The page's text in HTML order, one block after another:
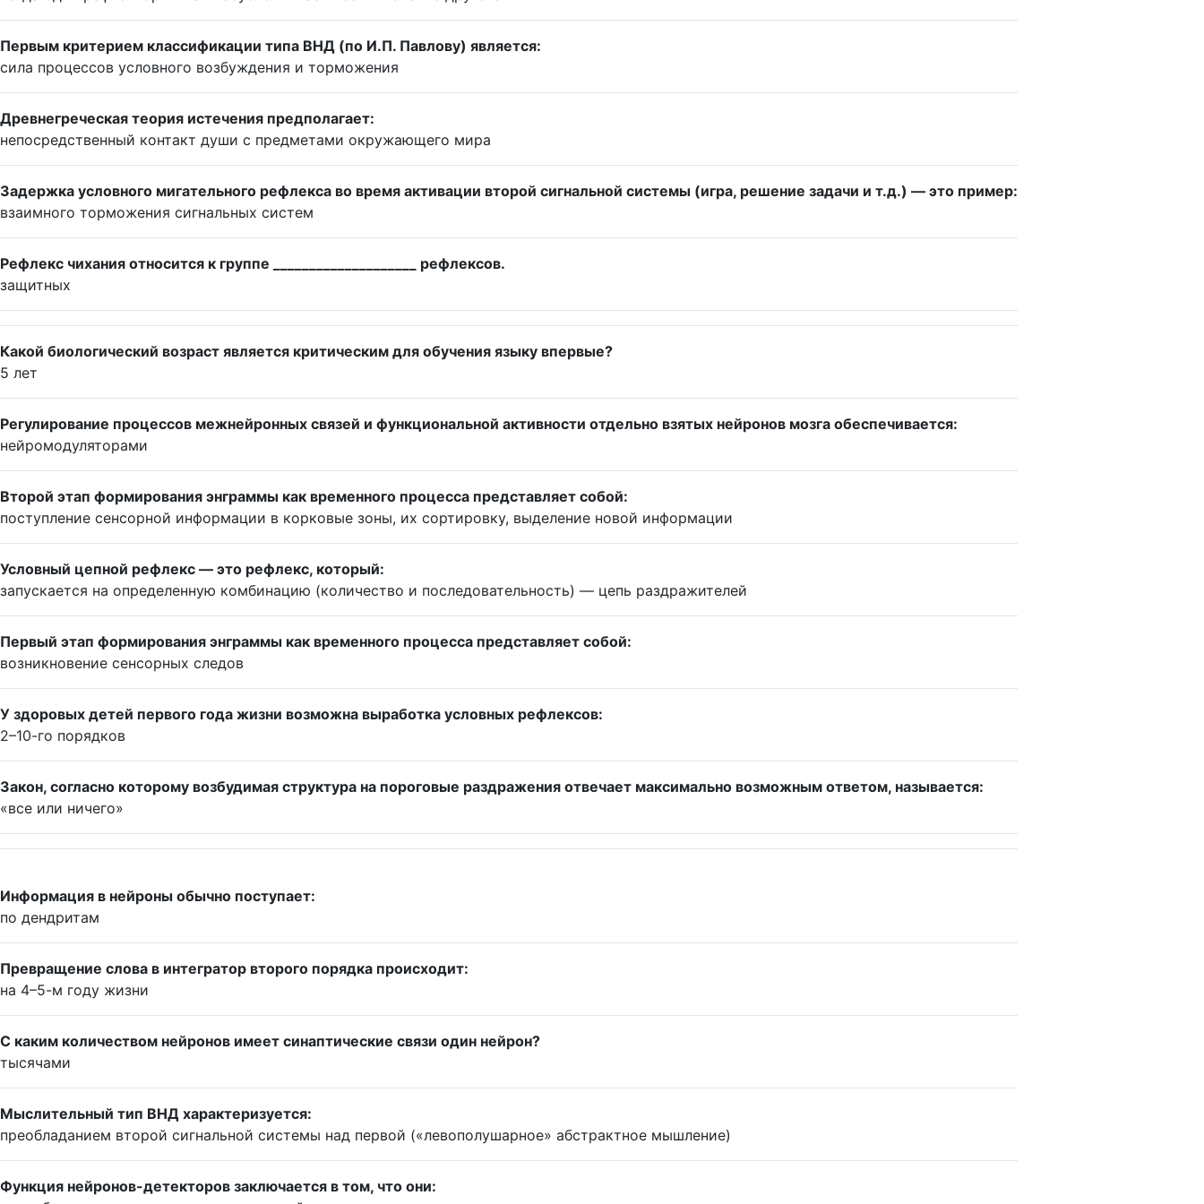
Первым критерием классификации типа ВНД (по И.П. Павлову) является:
сила процессов условного возбуждения и торможения
Древнегреческая теория истечения предполагает:
непосредственный контакт души с предметами окружающего мира
Задержка условного мигательного рефлекса во время активации второй сигнальной системы (игра, решение задачи и т.д.) — это пример:
взаимного торможения сигнальных систем
Рефлекс чихания относится к группе ____________________ рефлексов.
защитных
Какой биологический возраст является критическим для обучения языку впервые?
5 лет
Регулирование процессов межнейронных связей и функциональной активности отдельно взятых нейронов мозга обеспечивается:
нейромодуляторами
Второй этап формирования энграммы как временного процесса представляет собой:
поступление сенсорной информации в корковые зоны, их сортировку, выделение новой информации
Условный цепной рефлекс — это рефлекс, который:
запускается на определенную комбинацию (количество и последовательность) — цепь раздражителей
Первый этап формирования энграммы как временного процесса представляет собой:
возникновение сенсорных следов
У здоровых детей первого года жизни возможна выработка условных рефлексов:
2–10-го порядков
Закон, согласно которому возбудимая структура на пороговые раздражения отвечает максимально возможным ответом, называется:
«все или ничего»
Информация в нейроны обычно поступает:
по дендритам
Превращение слова в интегратор второго порядка происходит:
на 4–5-м году жизни
С каким количеством нейронов имеет синаптические связи один нейрон?
тысячами
Мыслительный тип ВНД характеризуется:
преобладанием второй сигнальной системы над первой («левополушарное» абстрактное мышление)
Функция нейронов-детекторов заключается в том, что они: